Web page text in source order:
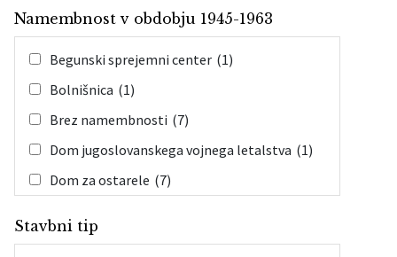
Hotel (4)
Kmetijsko zemljišče (1)
Knjižnica (3)
Muzej (20)
Območje arheoloških raziskav (1)
Poročna dvorana (3)
Prireditveni prostor (7)
Namembnost v obdobju 1945-1963
Begunski sprejemni center (1)
Bolnišnica (1)
Brez namembnosti (7)
Dom jugoslovanskega vojnega letalstva (1)
Dom za ostarele (7)
Galerija (1)
Stavbni tip